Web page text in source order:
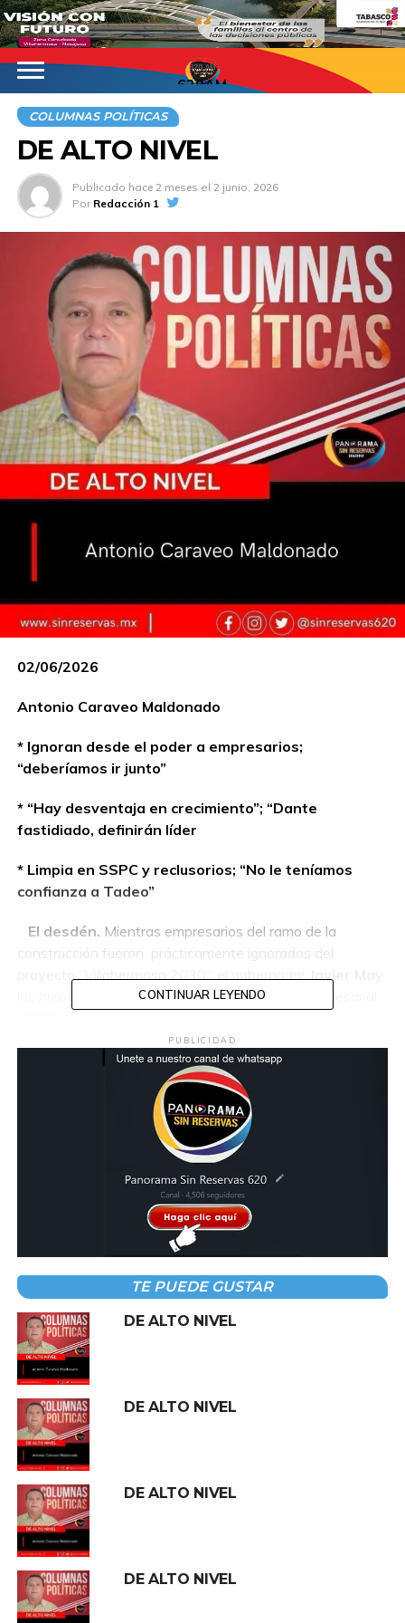
620AM
COLUMNAS POLÍTICAS
DE ALTO NIVEL
Publicado hace 2 meses el 2 junio, 2026
Por Redacción 1
02/06/2026
Antonio Caraveo Maldonado
* Ignoran desde el poder a empresarios;
“deberíamos ir junto”
* “Hay desventaja en crecimiento”; “Dante
fastidiado, definirán líder
* Limpia en SSPC y reclusorios; “No le teníamos
confianza a Tadeo”
El desdén. Mientras empresarios del ramo de la
construcción fueron prácticamente ignorados del
proyecto “Villahermosa 2030”, el gobernadorJavier May
les hizo vacío a los del Consejo Coordinador Empresarial
“Entendimos el mensaje”,me dijo un integrante del
CCET, quien pidió el anonimato. “Aquí no se trata de
enfrentarnos, sobre todo, cuando el empresariado es el
que genera empleos. El punto es ir de la mano por el bien
En una platica de banqueta, el empresario lamentó las
circunstancias de los contratistas de la ex poderosa
CMIC de no hacerle copartícipe del proyecto
“Villahermosa 2030”, al igual respaldo la postura del líder
deCarlos Villegas Adriano.
Los integrantes del ramo de la construcción, se han
quejado de quedar olímpicamente fuera de las obras,
tanto del estado, como de la mayoría de los municipios,
gobernados por Morena.
Un constructor, comentó: “las obras se concentra en un
grupo cercano al Palacio de Gobierno. Por lo pronto,
terminó una obra privada y bajo la cortina. Voy liquidar a
17 trabajadores, aparte el equipo que tengo parado”.
DE BAJADA
El discurso oficial podrá decir de estar impulsando
la transformación en Tabasco. La realidad es
otra. “No se ve un futuro mejor, y si el país no
CONTINUAR LEYENDO
PUBLICIDAD
TE PUEDE GUSTAR
DE ALTO NIVEL
DE ALTO NIVEL
DE ALTO NIVEL
DE ALTO NIVEL